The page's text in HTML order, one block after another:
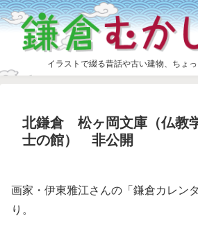
イラストで綴る昔話や古い建物、ちょ
北鎌倉 松ヶ岡文庫（仏教
士の館） 非公開
画家・伊東雅江さんの「鎌倉カレン
り。